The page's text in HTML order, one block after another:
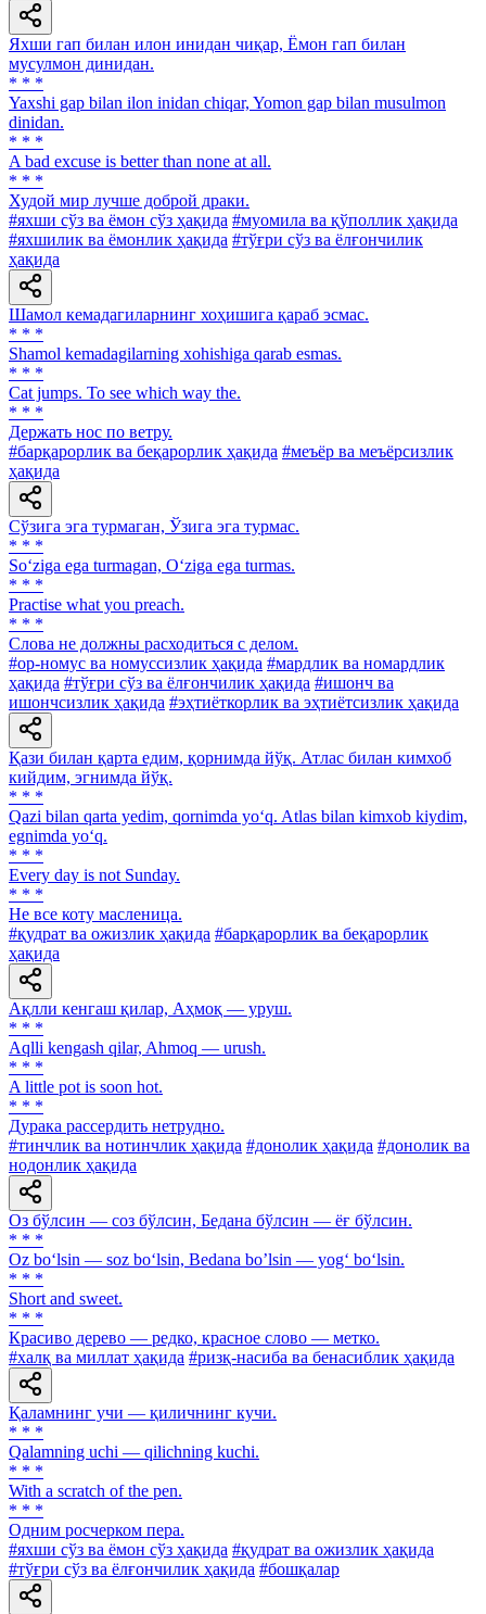
Яхши гап билан илон инидан чиқар, Ёмон гап билан
мусулмон динидан.
* * *
Yaxshi gap bilan ilon inidan chiqar, Yomon gap bilan musulmon
dinidan.
* * *
A bad excuse is better than none at all.
* * *
Худой мир лучше доброй драки.
#яхши сўз ва ёмон сўз ҳақида #муомила ва қўполлик ҳақида
#яхшилик ва ёмонлик ҳақида #тўғри сўз ва ёлғончилик
ҳақида
Шамол кемадагиларнинг хоҳишига қараб эсмас.
* * *
Shamol kemadagilarning xohishiga qarab esmas.
* * *
Cat jumps. То see which way the.
* * *
Держать нос по ветру.
#барқарорлик ва беқарорлик ҳақида #меъёр ва меъёрсизлик
ҳақида
Сўзига эга турмаган, Ўзига эга турмас.
* * *
So‘ziga ega turmagan, O‘ziga ega turmas.
* * *
Practise what you preach.
* * *
Слова не должны расходиться с делом.
#ор-номус ва номуссизлик ҳақида #мардлик ва номардлик
ҳақида #тўғри сўз ва ёлғончилик ҳақида #ишонч ва
ишончсизлик ҳақида #эҳтиёткорлик ва эҳтиётсизлик ҳақида
Қази билан қарта едим, қорнимда йўқ. Атлас билан кимхоб
кийдим, эгнимда йўқ.
* * *
Qazi bilan qarta yedim, qornimda yo‘q. Atlas bilan kimxob kiydim,
egnimda yo‘q.
* * *
Every day is not Sunday.
* * *
He все коту масленица.
#қудрат ва ожизлик ҳақида #барқарорлик ва беқарорлик
ҳақида
Ақлли кенгаш қилар, Аҳмоқ — уруш.
* * *
Aqlli kengash qilar, Ahmoq — urush.
* * *
A little pot is soon hot.
* * *
Дурака рассердить нетрудно.
#тинчлик ва нотинчлик ҳақида #донолик ҳақида #донолик ва
нодонлик ҳақида
Оз бўлсин — соз бўлсин, Бедана бўлсин — ёғ бўлсин.
* * *
Oz bo‘lsin — soz bo‘lsin, Bedana bo’lsin — yog‘ bo‘lsin.
* * *
Short and sweet.
* * *
Красиво дерево — редко, красное слово — метко.
#халқ ва миллат ҳақида #ризқ-насиба ва бенасиблик ҳақида
Қаламнинг учи — қиличнинг кучи.
* * *
Qalamning uchi — qilichning kuchi.
* * *
With a scratch of the pen.
* * *
Одним росчерком пера.
#яхши сўз ва ёмон сўз ҳақида #қудрат ва ожизлик ҳақида
#тўғри сўз ва ёлғончилик ҳақида #бошқалар